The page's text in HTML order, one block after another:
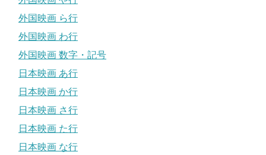
外国映画 ら行
外国映画 わ行
外国映画 数字・記号
日本映画 あ行
日本映画 か行
日本映画 さ行
日本映画 た行
日本映画 な行